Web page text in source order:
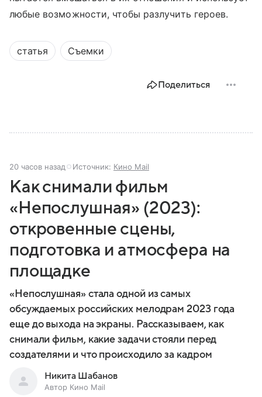
любые возможности, чтобы разлучить героев.
статья Съемки
Поделиться
20 часов назад Источник: Кино Mail
Как снимали фильм
«Непослушная» (2023):
откровенные сцены,
подготовка и атмосфера на
площадке
«Непослушная» стала одной из самых
обсуждаемых российских мелодрам 2023 года
еще до выхода на экраны. Рассказываем, как
снимали фильм, какие задачи стояли перед
создателями и что происходило за кадром
Никита Шабанов
Автор Кино Mail